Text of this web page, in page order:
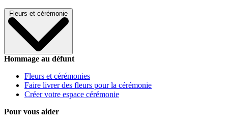
Fleurs et cérémonie
Hommage au défunt
Fleurs et cérémonies
Faire livrer des fleurs pour la cérémonie
Créer votre espace cérémonie
Pour vous aider